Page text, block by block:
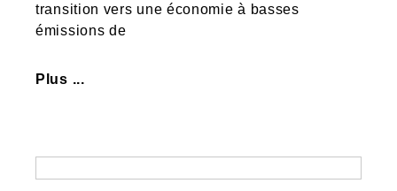
transition vers une économie à basses
émissions de
Plus ...